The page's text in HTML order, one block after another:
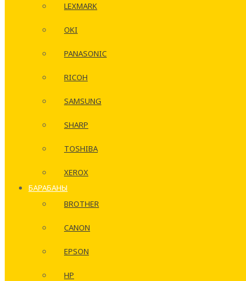
LEXMARK
OKI
PANASONIC
RICOH
SAMSUNG
SHARP
TOSHIBA
XEROX
БАРАБАНЫ
BROTHER
CANON
EPSON
HP